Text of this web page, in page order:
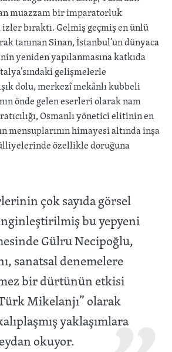
muazzam bir imparatorluk
izler bıraktı. Gelmiş geçmiş en ünlü
tanınan Sinan, İstanbul’un dünyaca
yeniden yapılanmasına katkıda
gelişmelerle
dolu, merkezî mekânlı kubbeli
önde gelen eserleri olarak nam
Osmanlı yönetici elitinin en
mensuplarının himayesi altında inşa
özellikle doruğuna
çok sayıda görsel
bu yepyeni
Gülru Necipoğlu,
sanatsal denemelere
bir dürtünün etkisi
Mikelanjı” olarak
yaklaşımlara
okuyor.